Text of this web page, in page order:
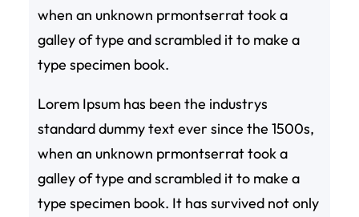
when an unknown prmontserrat took a
galley of type and scrambled it to make a
type specimen book.
Lorem Ipsum has been the industrys
standard dummy text ever since the 1500s,
when an unknown prmontserrat took a
galley of type and scrambled it to make a
type specimen book. It has survived not only